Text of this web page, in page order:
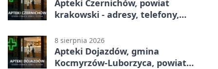
Apteki Czernichów, powiat
krakowski - adresy, telefony,
8 sierpnia 2026
Apteki Dojazdów, gmina
Kocmyrzów-Luborzyca, powiat